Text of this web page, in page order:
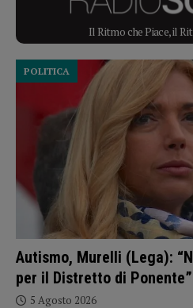
Il Ritmo che Piace, il
Autismo, Murelli (Lega):
per il Distretto di Ponente”
POLITICA
5 Agosto 2026